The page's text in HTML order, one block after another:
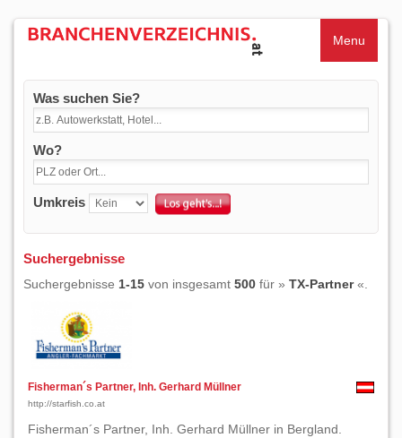
Menu
Was suchen Sie?
Wo?
Umkreis
Suchergebnisse
Suchergebnisse 1-15 von insgesamt 500 für » TX-Partner«.
Fisherman´s Partner, Inh. Gerhard Müllner
http://starfish.co.at
Fisherman´s Partner, Inh. Gerhard Müllner in Bergland.